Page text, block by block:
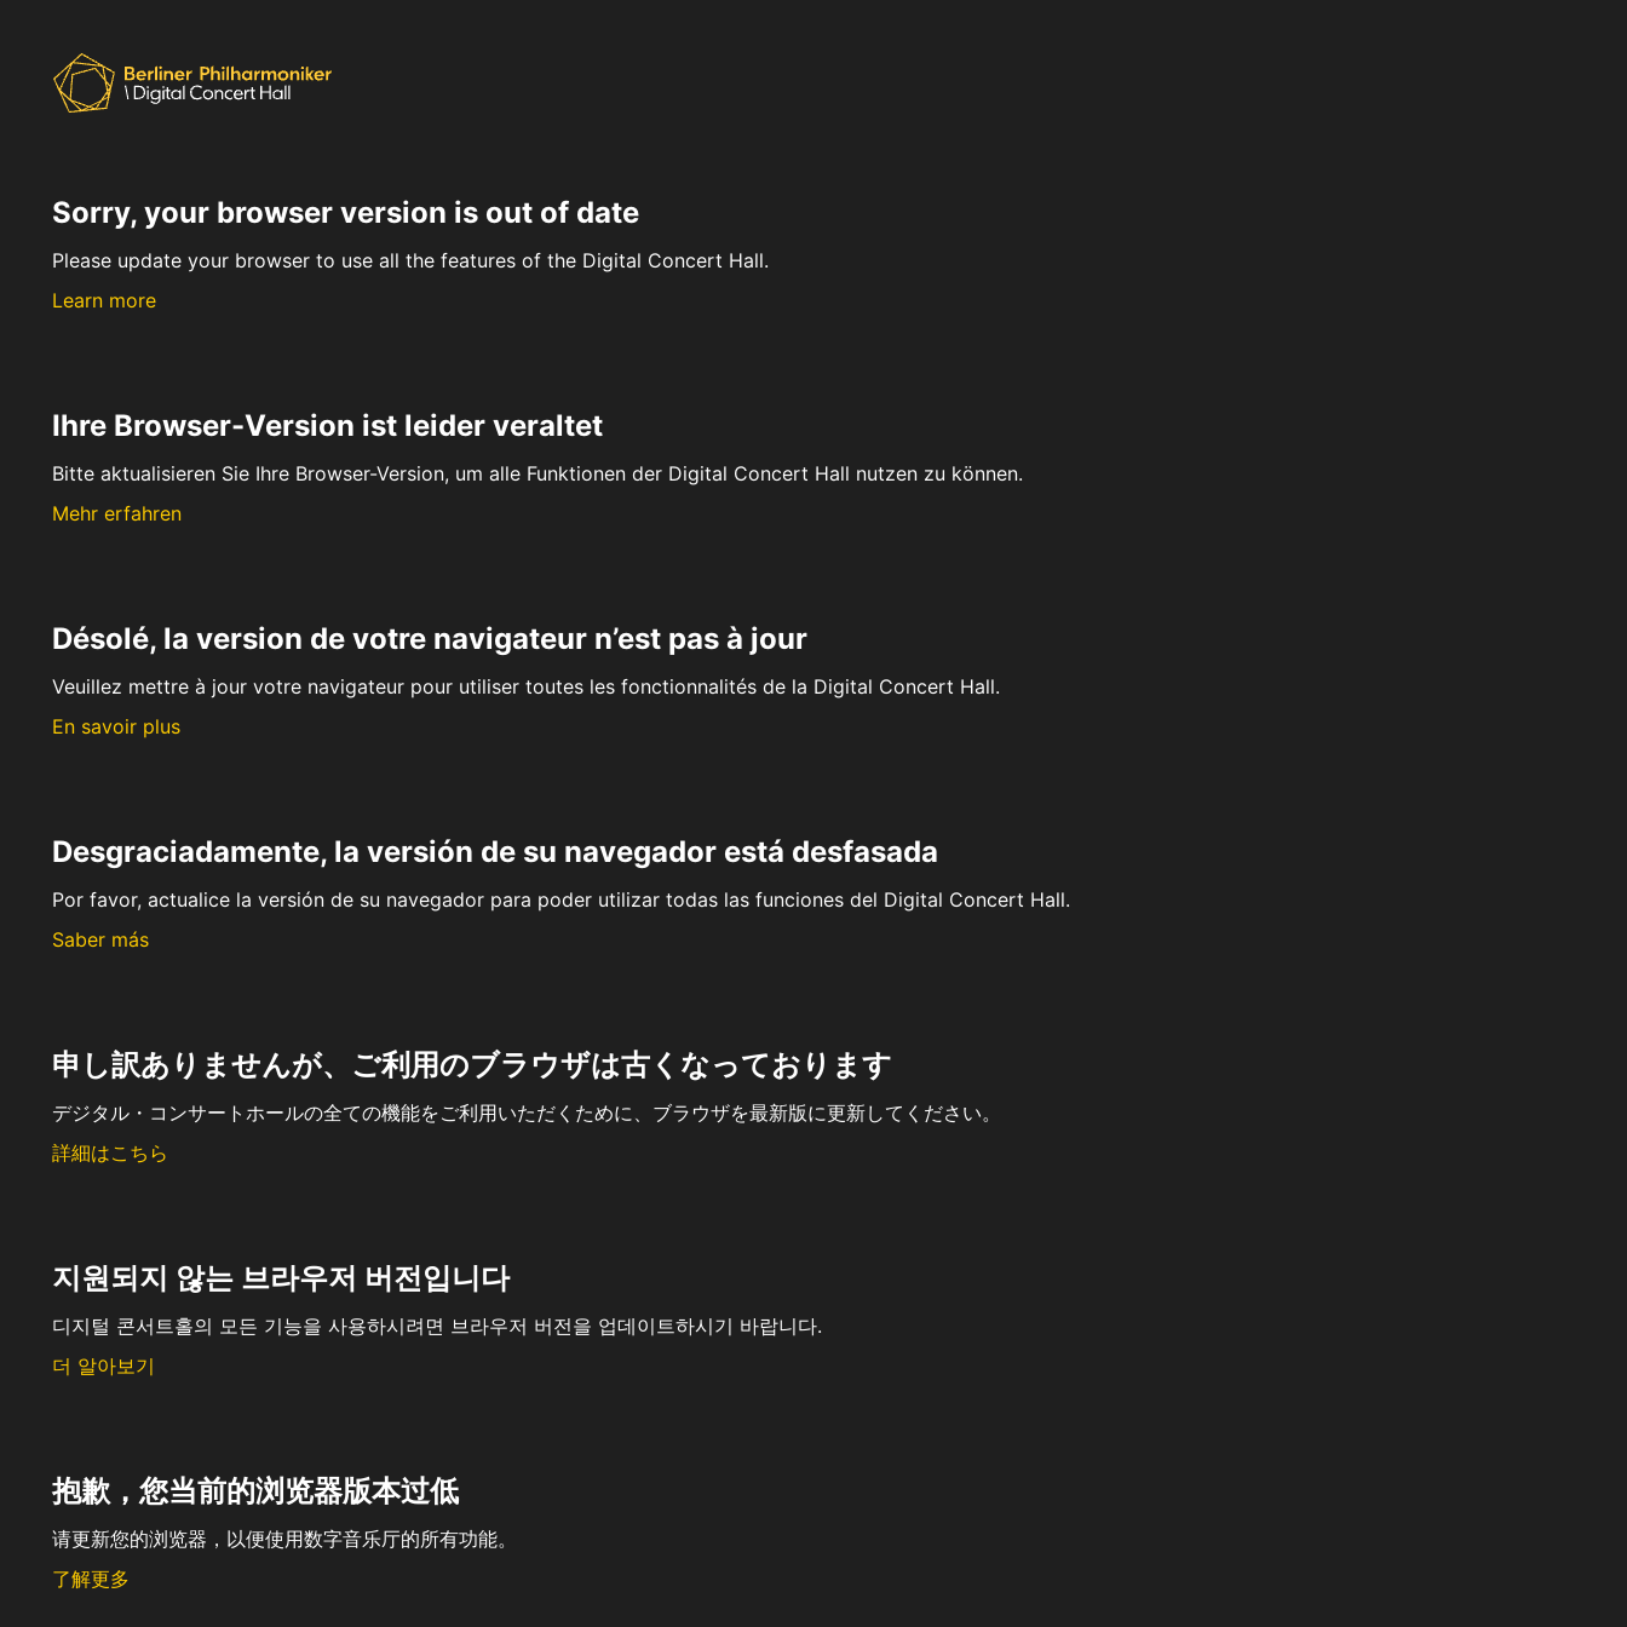
Sorry, your browser version is out of date
Please update your browser to use all the features of the Digital Concert Hall.
Learn more
Ihre Browser-Version ist leider veraltet
Bitte aktualisieren Sie Ihre Browser-Version, um alle Funktionen der Digital Concert Hall nutzen zu können.
Mehr erfahren
Désolé, la version de votre navigateur n’est pas à jour
Veuillez mettre à jour votre navigateur pour utiliser toutes les fonctionnalités de la Digital Concert Hall.
En savoir plus
Desgraciadamente, la versión de su navegador está desfasada
Por favor, actualice la versión de su navegador para poder utilizar todas las funciones del Digital Concert Hall.
Saber más
申し訳ありませんが、ご利用のブラウザは古くなっております
デジタル・コンサートホールの全ての機能をご利用いただくために、ブラウザを最新版に更新してください。
詳細はこちら
지원되지 않는 브라우저 버전입니다
디지털 콘서트홀의 모든 기능을 사용하시려면 브라우저 버전을 업데이트하시기 바랍니다.
더 알아보기
抱歉，您当前的浏览器版本过低
请更新您的浏览器，以便使用数字音乐厅的所有功能。
了解更多